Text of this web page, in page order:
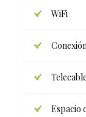
WiFi
Telecable
Espacio